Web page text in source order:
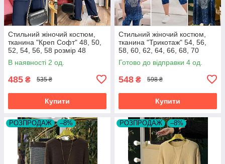
Стильний жіночий костюм,
тканина "Креп Софт" 48, 50,
52, 54, 56, 58 розмір 48
В наявності 2 од.
485 ₴ 535 ₴
Купити
Стильний жіночий костюм,
тканина "Трикотаж" 54, 56,
58, 60, 62, 64, 66, 68, 70
розмір 54
Готово до відправки 4 од.
548 ₴ 598 ₴
Купити
РОЗПРОДАЖ –8% РОЗПРОДАЖ –8%